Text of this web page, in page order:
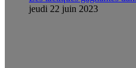
jeudi 22 juin 2023